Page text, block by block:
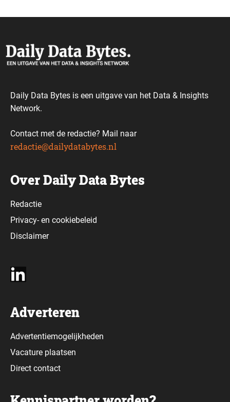
Daily Data Bytes is een uitgave van het Data & Insights
Network.
Contact met de redactie? Mail naar
redactie@dailydatabytes.nl
Over Daily Data Bytes
Redactie
Privacy-en cookiebeleid
Disclaimer
Adverteren
Advertentiemogelijkheden
Vacature plaatsen
Direct contact